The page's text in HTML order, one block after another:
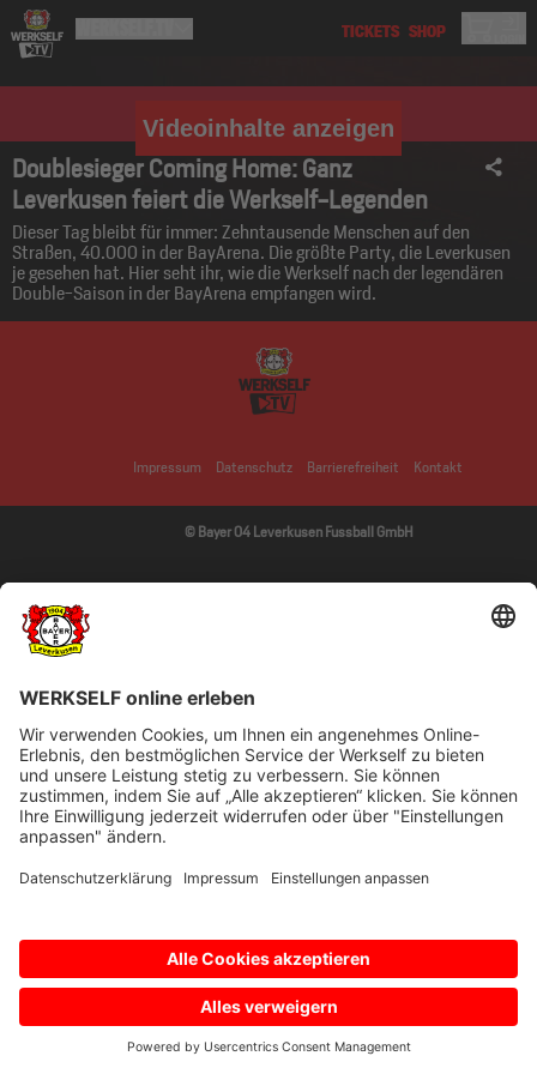
Videoinhalte anzeigen
Doublesieger Coming Home: Ganz
Leverkusen feiert die Werkself-Legenden
Dieser Tag bleibt für immer: Zehntausende Menschen auf den
Straßen, 40.000 in der BayArena. Die größte Party, die Leverkusen
je gesehen hat. Hier seht ihr, wie die Werkself nach der legendären
Double-Saison in der BayArena empfangen wird.
Impressum Datenschutz Barrierefreiheit Kontakt
© Bayer 04 Leverkusen Fussball GmbH